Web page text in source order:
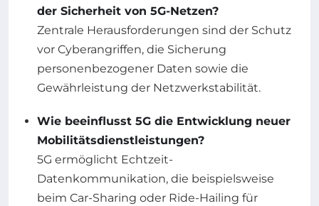
der Sicherheit von 5G-Netzen?
Zentrale Herausforderungen sind der Schutz
vor Cyberangriffen, die Sicherung
personenbezogener Daten sowie die
Gewährleistung der Netzwerkstabilität.
Wie beeinflusst 5G die Entwicklung neuer
Mobilitätsdienstleistungen?
5G ermöglicht Echtzeit-
Datenkommunikation, die beispielsweise
beim Car-Sharing oder Ride-Hailing für